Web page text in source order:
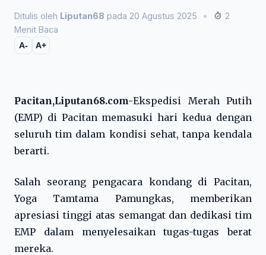
Ditulis oleh Liputan68 pada 20 Agustus 2025 •
2
Menit Baca
A- A+
Pacitan,Liputan68.com-Ekspedisi Merah Putih
(EMP) di Pacitan memasuki hari kedua dengan
seluruh tim dalam kondisi sehat, tanpa kendala
berarti.
Salah seorang pengacara kondang di Pacitan,
Yoga Tamtama Pamungkas, memberikan
apresiasi tinggi atas semangat dan dedikasi tim
EMP dalam menyelesaikan tugas-tugas berat
mereka.